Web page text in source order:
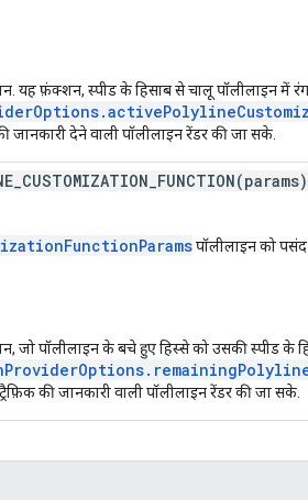
यह फ़ंक्शन, स्पीड के हिसाब से चालू पॉलीलाइन में
जानकारी देने वाली पॉलीलाइन रेंडर की जा सके.
पॉलीलाइन को
जो पॉलीलाइन के बचे हुए हिस्से को उसकी स्पीड के
की जानकारी वाली पॉलीलाइन रेंडर की जा सके.